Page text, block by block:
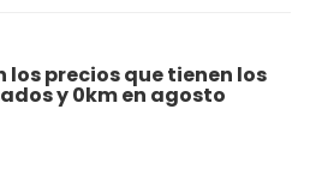
los precios que tienen los
y 0km en agosto